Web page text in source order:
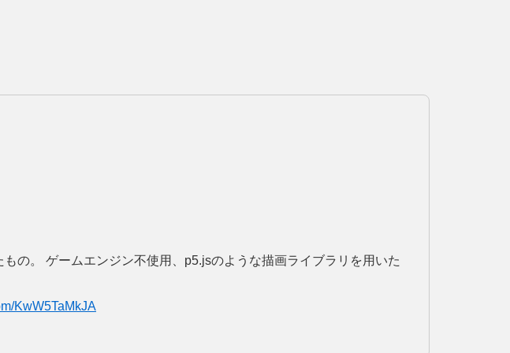
の。 ゲームエンジン不使用、p5.jsのような描画ライブラリを用いた
KwW5TaMkJA